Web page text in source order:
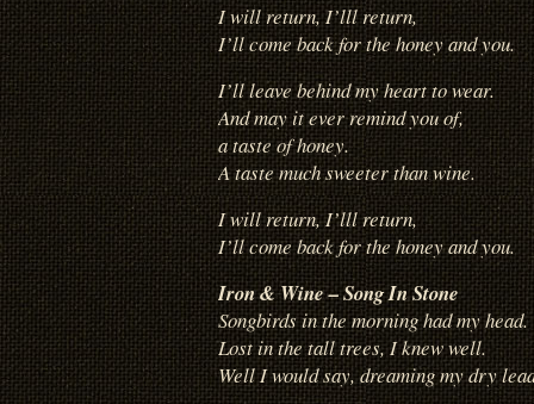
I will return, I’lll return,
I’ll come back for the honey and you.
I’ll leave behind my heart to wear.
And may it ever remind you of,
a taste of honey.
A taste much sweeter than wine.
I will return, I’lll return,
I’ll come back for the honey and you.
Iron & Wine – Song In Stone
Songbirds in the morning had my head.
Lost in the tall trees, I knew well.
Well I would say, dreaming my dry